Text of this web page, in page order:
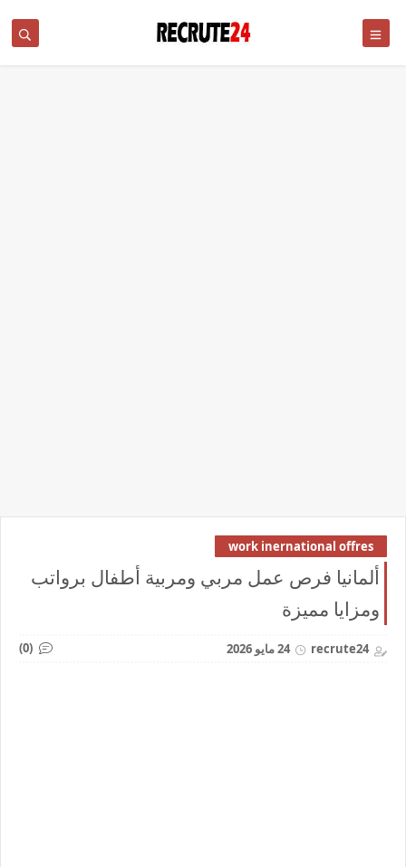
work inernational offres
ألمانيا فرص عمل مربي ومربية أطفال برواتب
ومزايا مميزة
recrute24 24 مايو 2026 (0)